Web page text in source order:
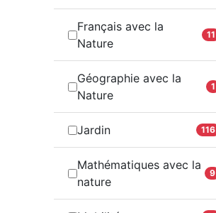
Français avec la
Nature
11
Géographie avec la
Nature
1
Jardin 116
Mathématiques avec la
nature
9